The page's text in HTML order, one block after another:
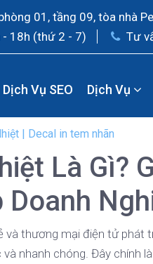
01, tầng 09, tòa nhà
- 18h (thứ 2 - 7)
Tư
Dịch Vụ SEO Dịch Vụ
| Decal in tem nhãn
Là Gì?
Doanh
và thương mại điện tử phát
và nhanh chóng. Đây chính